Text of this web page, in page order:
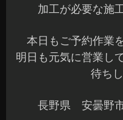
加工が必要な施
本日もご予約作業
明日も元気に営業し
待ち
長野県 安曇野